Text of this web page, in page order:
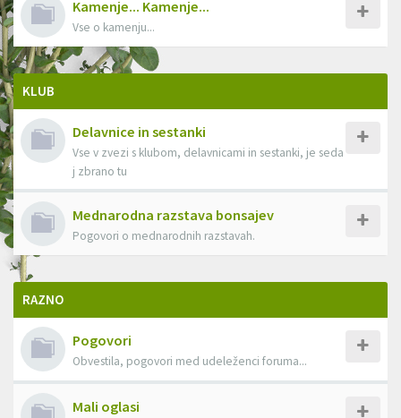
Kamenje... Kamenje...
Vse o kamenju...
KLUB
Delavnice in sestanki
Vse v zvezi s klubom, delavnicami in sestanki, je seda
j zbrano tu
Mednarodna razstava bonsajev
Pogovori o mednarodnih razstavah.
RAZNO
Pogovori
Obvestila, pogovori med udeleženci foruma...
Mali oglasi